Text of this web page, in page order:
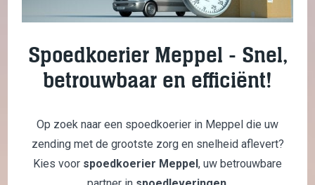
Spoedkoerier Meppel - Snel,
betrouwbaar en efficiënt!
Op zoek naar een spoedkoerier in Meppel die uw
zending met de grootste zorg en snelheid aflevert?
Kies voor spoedkoerier Meppel, uw betrouwbare